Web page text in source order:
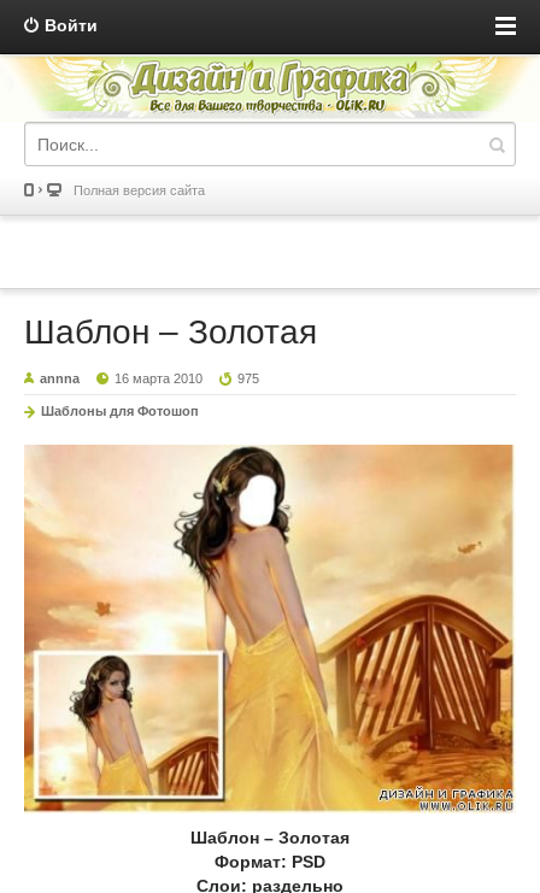
Войти
Полная версия сайта
Шаблон – Золотая
annna 16 марта 2010 975
Шаблоны для Фотошоп
Шаблон – Золотая
Формат: PSD
Слои: раздельно